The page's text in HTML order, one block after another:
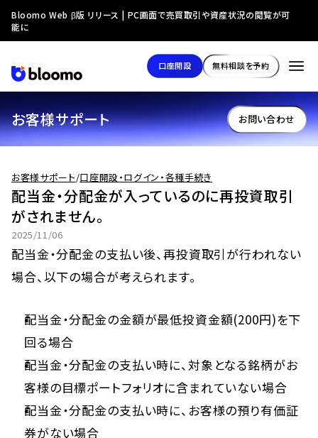
お客様サポート お問い合わせ
お客様サポート/口座開設・ログイン・各種手続き
配当金・分配金が入っているのに再投資取引
がされません。
2025/11/06
配当金・分配金の支払い後、再投資取引が行われない
場合、以下の場合が考えられます。
配当金・分配金の金額が最低投資金額(200円)を下
回る場合
配当金・分配金の支払い時に、対象となる銘柄がお
客様の目標ポートフォリオに含まれていない場合
配当金・分配金の支払い時に、お客様の預り有価証
券がない場合
Bloomo Web β版 リリース | PC画面で売買取引や資産状況の閲覧が可
能に
口座開設 無料相談を予約